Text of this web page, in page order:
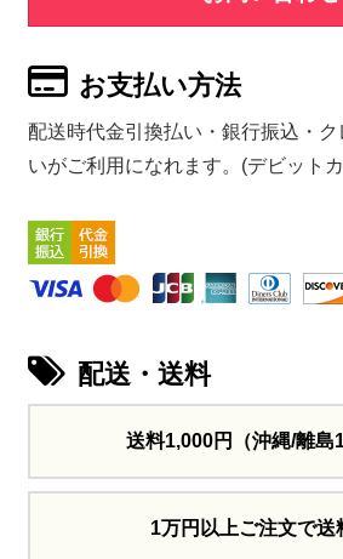
お支払い方法
配送時代金引換払い・銀行振込・
いがご利用になれます。(デビット
配送・送料
送料1,000円 （沖縄/離島
1万円以上ご注文で送